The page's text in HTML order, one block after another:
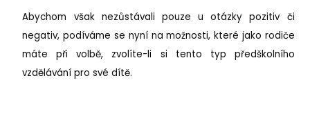
Abychom však nezůstávali pouze u otázky pozitiv či
negativ, podíváme se nyní na možnosti, které jako rodiče
máte při volbě, zvolíte-li si tento typ předškolního
vzdělávání pro své dítě.